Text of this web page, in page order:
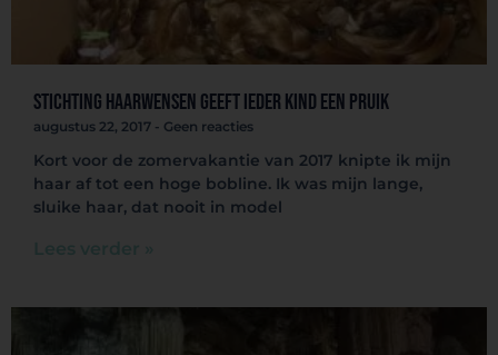
Stichting Haarwensen geeft ieder kind een pruik
augustus 22, 2017 Geen reacties
Kort voor de zomervakantie van 2017 knipte ik mijn
haar af tot een hoge bobline. Ik was mijn lange,
sluike haar, dat nooit in model